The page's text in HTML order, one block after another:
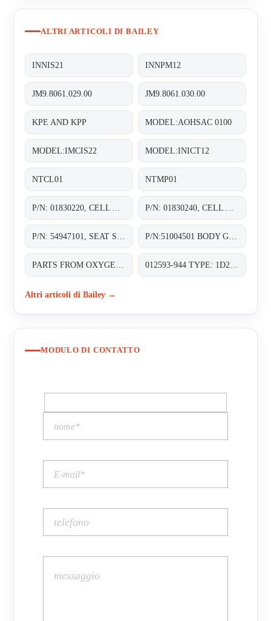
ALTRI ARTICOLI DI BAILEY
INNIS21 INNPM12
JM9.8061.029.00 JM9.8061.030.00
KPE AND KPP MODEL:AOHSAC 0100
MODEL:IMCIS22 MODEL:INICT12
NTCL01 NTMP01
Altri articoli di Bailey →
MODULO DI CONTATTO